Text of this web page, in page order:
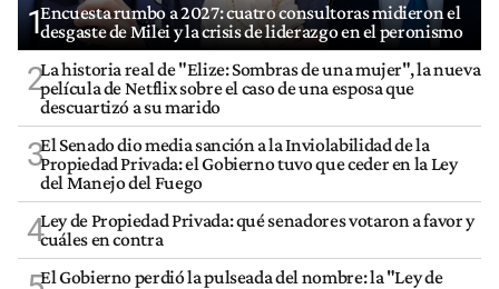
1Encuesta rumbo a 2027: cuatro consultoras midieron el
desgaste de Milei y la crisis de liderazgo en el peronismo
2La historia real de "Elize: Sombras de una mujer", la nueva
película de Netflix sobre el caso de una esposa que
descuartizó a su marido
3El Senado dio media sanción a la Inviolabilidad de la
Propiedad Privada: el Gobierno tuvo que ceder en la Ley
del Manejo del Fuego
4Ley de Propiedad Privada: qué senadores votaron a favor y
cuáles en contra
El Gobierno perdió la pulseada del nombre: la "Ley de